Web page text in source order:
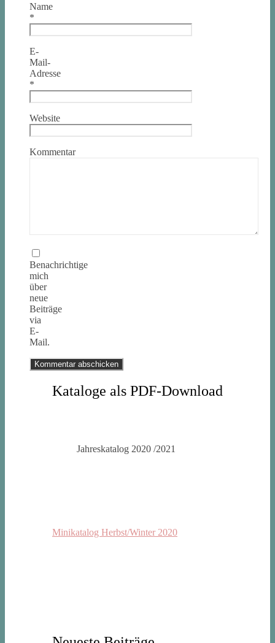
Name
*
E-
Mail-
Adresse
*
Website
Kommentar
Benachrichtige
mich
über
neue
Beiträge
via
E-
Mail.
Kataloge als PDF-Download
Jahreskatalog 2020 /2021
Minikatalog Herbst/Winter 2020